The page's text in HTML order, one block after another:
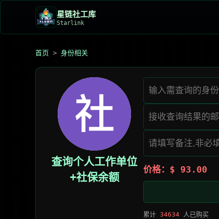
星链社工库️
Starlink
首页 > 身份相关
查询个人工作单位
+社保余额
价格：$ 93.00
累计 34634 人已购买